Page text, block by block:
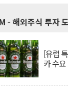
- 해외주식 투자
[유럽
카 수